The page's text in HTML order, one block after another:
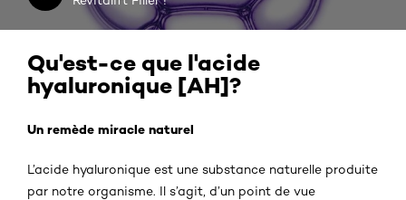
Qu'est-ce que l'acide
hyaluronique [AH]?
Un remède miracle naturel
L’acide hyaluronique est une substance naturelle produite
par notre organisme. Il s’agit, d’un point de vue